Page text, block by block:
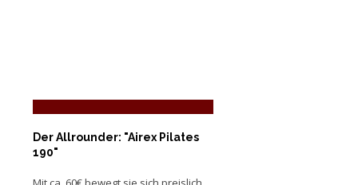
Der Allrounder: "Airex Pilates
190"